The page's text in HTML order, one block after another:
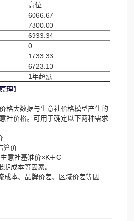
高位
6066.67
7800.00
6933.34
0
1733.33
6723.10
1年超涨
理】
格大数据与生意社价格模型产生的
社价格。可用于确定以下两种需求
算价
意社基准价×K＋C
成本等因素。
成本、品牌价差、区域价差等因